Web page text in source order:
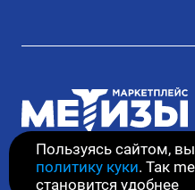
Пользуясь сайтом,
политику куки. Так
становится удобнее
© 2020–2026. Все права